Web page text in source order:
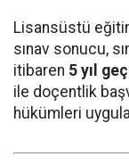
Lisansüstü
sınav sonucu,
itibaren 5 yıl
ile doçentlik
hükümleri